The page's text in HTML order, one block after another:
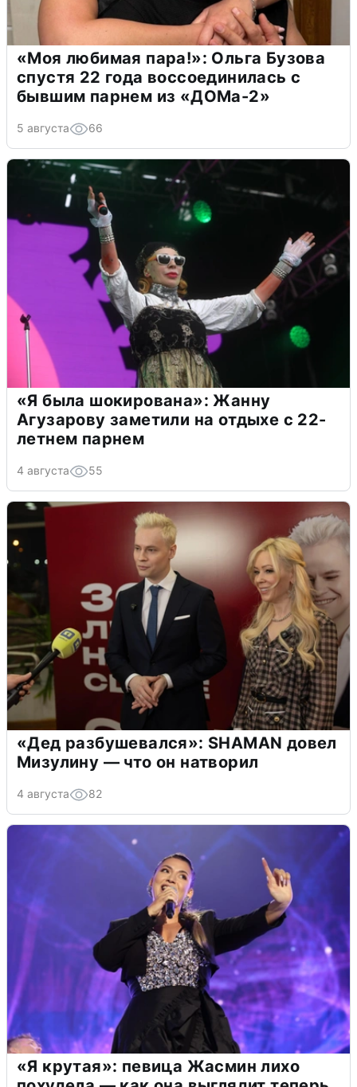
«Моя любимая пара!»: Ольга Бузова
спустя 22 года воссоединилась с
бывшим парнем из «ДОМа-2»
5 августа 66
«Я была шокирована»: Жанну
Агузарову заметили на отдыхе с 22-
летнем парнем
4 августа 55
«Дед разбушевался»: SHAMAN довел
Мизулину — что он натворил
4 августа 82
«Я крутая»: певица Жасмин лихо